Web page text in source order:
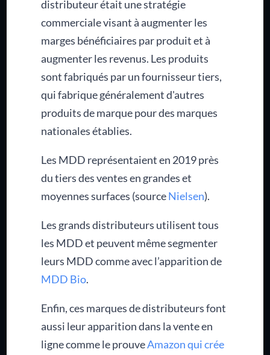
distributeur était une stratégie
commerciale visant à augmenter les
marges bénéficiaires par produit et à
augmenter les revenus. Les produits
sont fabriqués par un fournisseur tiers,
qui fabrique généralement d'autres
produits de marque pour des marques
nationales établies.
Les MDD représentaient en 2019 près
du tiers des ventes en grandes et
moyennes surfaces (sourceNielsen).
Les grands distributeurs utilisent tous
les MDD et peuvent même segmenter
leurs MDD comme avec l’apparition de
MDD Bio.
Enfin, ces marques de distributeurs font
aussi leur apparition dans la vente en
ligne comme le prouveAmazon qui crée